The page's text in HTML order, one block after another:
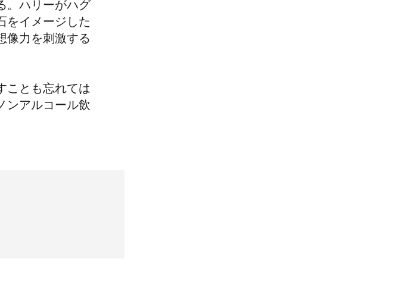
。ハリーがハグ
をイメージした
像力を刺激する
ことも忘れては
ンアルコール飲